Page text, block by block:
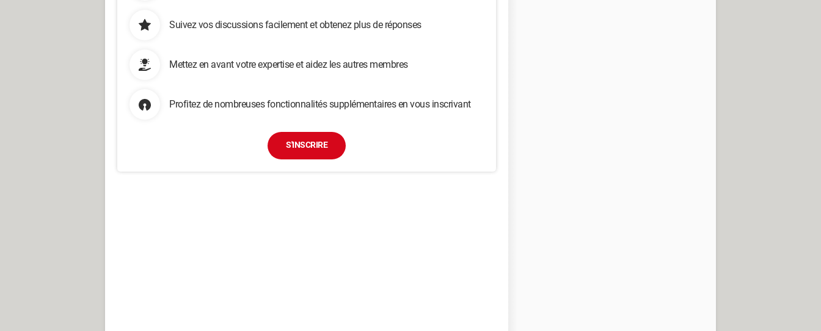
Suivez vos discussions facilement et obtenez plus de réponses
Mettez en avant votre expertise et aidez les autres membres
Profitez de nombreuses fonctionnalités supplémentaires en vous inscrivant
S'INSCRIRE